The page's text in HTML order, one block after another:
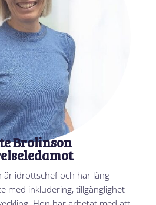
Brolinson
är idrottschef och har lång
med inkludering, tillgänglighet